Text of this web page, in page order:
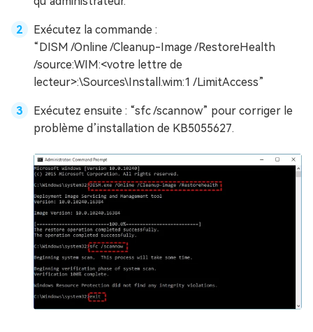
Exécutez la commande :
“DISM /Online /Cleanup-Image /RestoreHealth
/source:WIM:<votre lettre de
lecteur>:\Sources\Install.wim:1 /LimitAccess”
Exécutez ensuite : “sfc /scannow” pour corriger le
problème d’installation de KB5055627.